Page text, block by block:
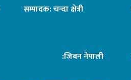
सम्पादक: चन्दा क्षेत्री
:जिबन नेपाली